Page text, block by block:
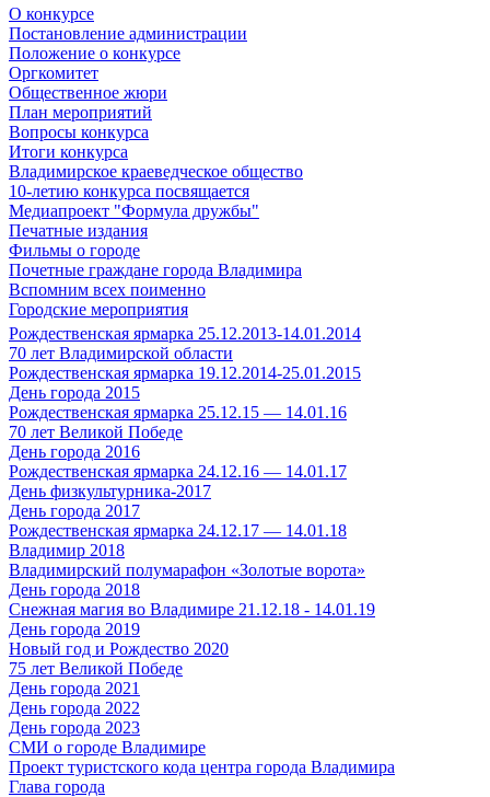
О конкурсе
Постановление администрации
Положение о конкурсе
Оргкомитет
Общественное жюри
План мероприятий
Вопросы конкурса
Итоги конкурса
Владимирское краеведческое общество
10-летию конкурса посвящается
Медиапроект "Формула дружбы"
Печатные издания
Фильмы о городе
Почетные граждане города Владимира
Вспомним всех поименно
Городские мероприятия
Рождественская ярмарка 25.12.2013-14.01.2014
70 лет Владимирской области
Рождественская ярмарка 19.12.2014-25.01.2015
День города 2015
Рождественская ярмарка 25.12.15 — 14.01.16
70 лет Великой Победе
День города 2016
Рождественская ярмарка 24.12.16 — 14.01.17
День физкультурника-2017
День города 2017
Рождественская ярмарка 24.12.17 — 14.01.18
Владимир 2018
Владимирский полумарафон «Золотые ворота»
День города 2018
Снежная магия во Владимире 21.12.18 - 14.01.19
День города 2019
Новый год и Рождество 2020
75 лет Великой Победе
День города 2021
День города 2022
День города 2023
СМИ о городе Владимире
Проект туристского кода центра города Владимира
Глава города